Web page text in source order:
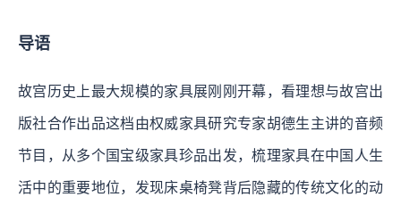
导语
故宫历史上最大规模的家具展刚刚开幕，看理想与故宫出
版社合作出品这档由权威家具研究专家胡德生主讲的音频
节目，从多个国宝级家具珍品出发，梳理家具在中国人生
活中的重要地位，发现床桌椅凳背后隐藏的传统文化的动